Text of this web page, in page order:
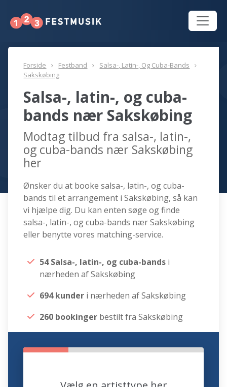
Forside Festband
Salsa-, Latin-, Og Cuba-Bands
Sakskøbing
Salsa-, latin-, og cuba-
bands nær Sakskøbing
Modtag tilbud fra salsa-, latin-,
og cuba-bands nær Sakskøbing
her
Ønsker du at booke salsa-, latin-, og cuba-
bands til et arrangement i Sakskøbing, så kan
vi hjælpe dig. Du kan enten søge og finde
salsa-, latin-, og cuba-bands nær Sakskøbing
eller benytte vores matching-service.
54 Salsa-, latin-, og cuba-bands i
nærheden af Sakskøbing
694 kunder i nærheden af Sakskøbing
260 bookinger bestilt fra Sakskøbing